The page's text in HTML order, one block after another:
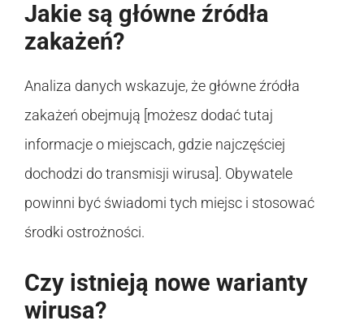
Jakie są główne źródła
zakażeń?
Analiza danych wskazuje, że główne źródła
zakażeń obejmują [możesz dodać tutaj
informacje o miejscach, gdzie najczęściej
dochodzi do transmisji wirusa]. Obywatele
powinni być świadomi tych miejsc i stosować
środki ostrożności.
Czy istnieją nowe warianty
wirusa?